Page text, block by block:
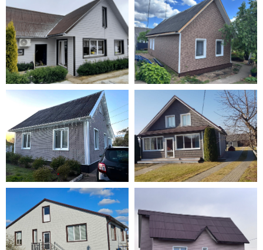
монтажники понравились, профессионалы
все от начала и до конца! Приятно также
сопровождение на всех этапах и обратная
связь. Уже планируем обшить сайдингом
гараж и баню под домик. Спасибо, мои
хорошие!
⭐⭐⭐⭐⭐ 5/5